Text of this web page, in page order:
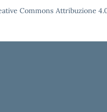
Commons Attribuzione